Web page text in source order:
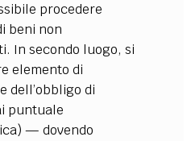
procedere
beni non
In secondo luogo, si
elemento di
dell’obbligo di
puntuale
— dovendo